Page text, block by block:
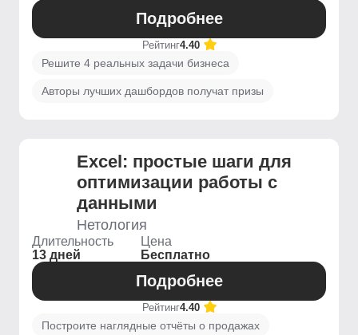
Подробнее
Рейтинг4.40
Решите 4 реальных задачи бизнеса
Авторы лучших дашбордов получат призы
Excel: простые шаги для
оптимизации работы с
данными
Нетология
Длительность
13 дней
Цена
Бесплатно
Подробнее
Рейтинг4.40
Построите наглядные отчёты о продажах